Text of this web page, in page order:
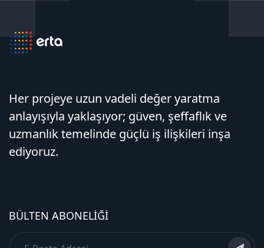
Her projeye uzun vadeli değer yaratma
anlayışıyla yaklaşıyor; güven, şeffaflık ve
uzmanlık temelinde güçlü iş ilişkileri inşa
ediyoruz.
BÜLTEN ABONELIĞI